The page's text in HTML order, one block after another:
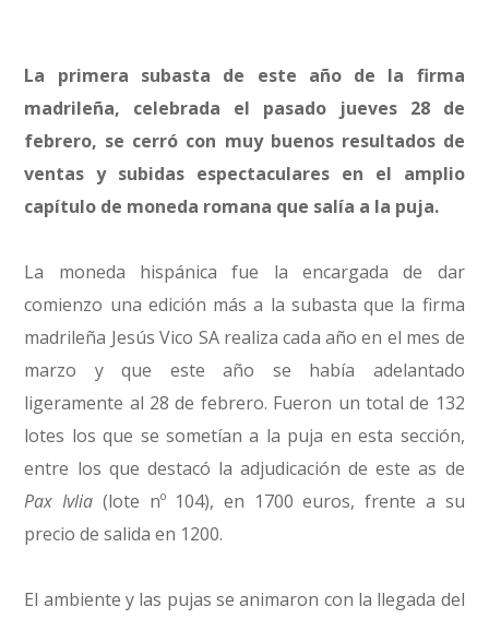
La primera subasta de este año de la firma
madrileña, celebrada el pasado jueves 28 de
febrero, se cerró con muy buenos resultados de
ventas y subidas espectaculares en el amplio
capítulo de moneda romana que salía a la puja.
La moneda hispánica fue la encargada de dar
comienzo una edición más a la subasta que la firma
madrileña Jesús Vico SA realiza cada año en el mes de
marzo y que este año se había adelantado
ligeramente al 28 de febrero. Fueron un total de 132
lotes los que se sometían a la puja en esta sección,
entre los que destacó la adjudicación de este as de
Pax Ivlia (lote nº 104), en 1700 euros, frente a su
precio de salida en 1200.
El ambiente y las pujas se animaron con la llegada del